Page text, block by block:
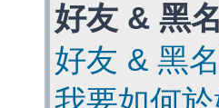
好友 & 黑
好友 & 黑